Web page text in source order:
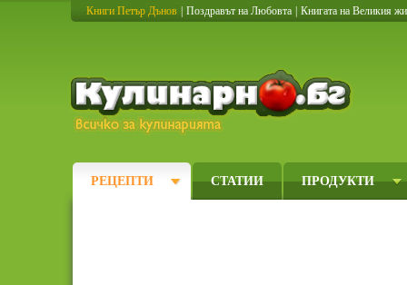
Книги Петър Дънов Поздравът на Любовта Книгата на Великия
РЕЦЕПТИ СТАТИИ ПРОДУКТИ